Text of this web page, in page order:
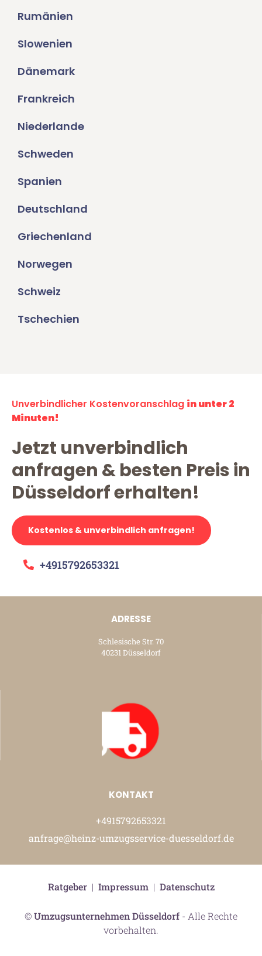
Rumänien
Slowenien
Dänemark
Frankreich
Niederlande
Schweden
Spanien
Deutschland
Griechenland
Norwegen
Schweiz
Tschechien
Unverbindlicher Kostenvoranschlag in unter 2
Minuten!
Jetzt unverbindlich
anfragen & besten Preis in
Düsseldorf erhalten!
Kostenlos & unverbindlich anfragen!
+4915792653321
ADRESSE
Schlesische Str. 70
40231 Düsseldorf
KONTAKT
+4915792653321
anfrage@heinz-umzugsservice-duesseldorf.de
©Umzugsunternehmen Düsseldorf - Alle Rechte
vorbehalten.
Ratgeber| Impressum| Datenschutz